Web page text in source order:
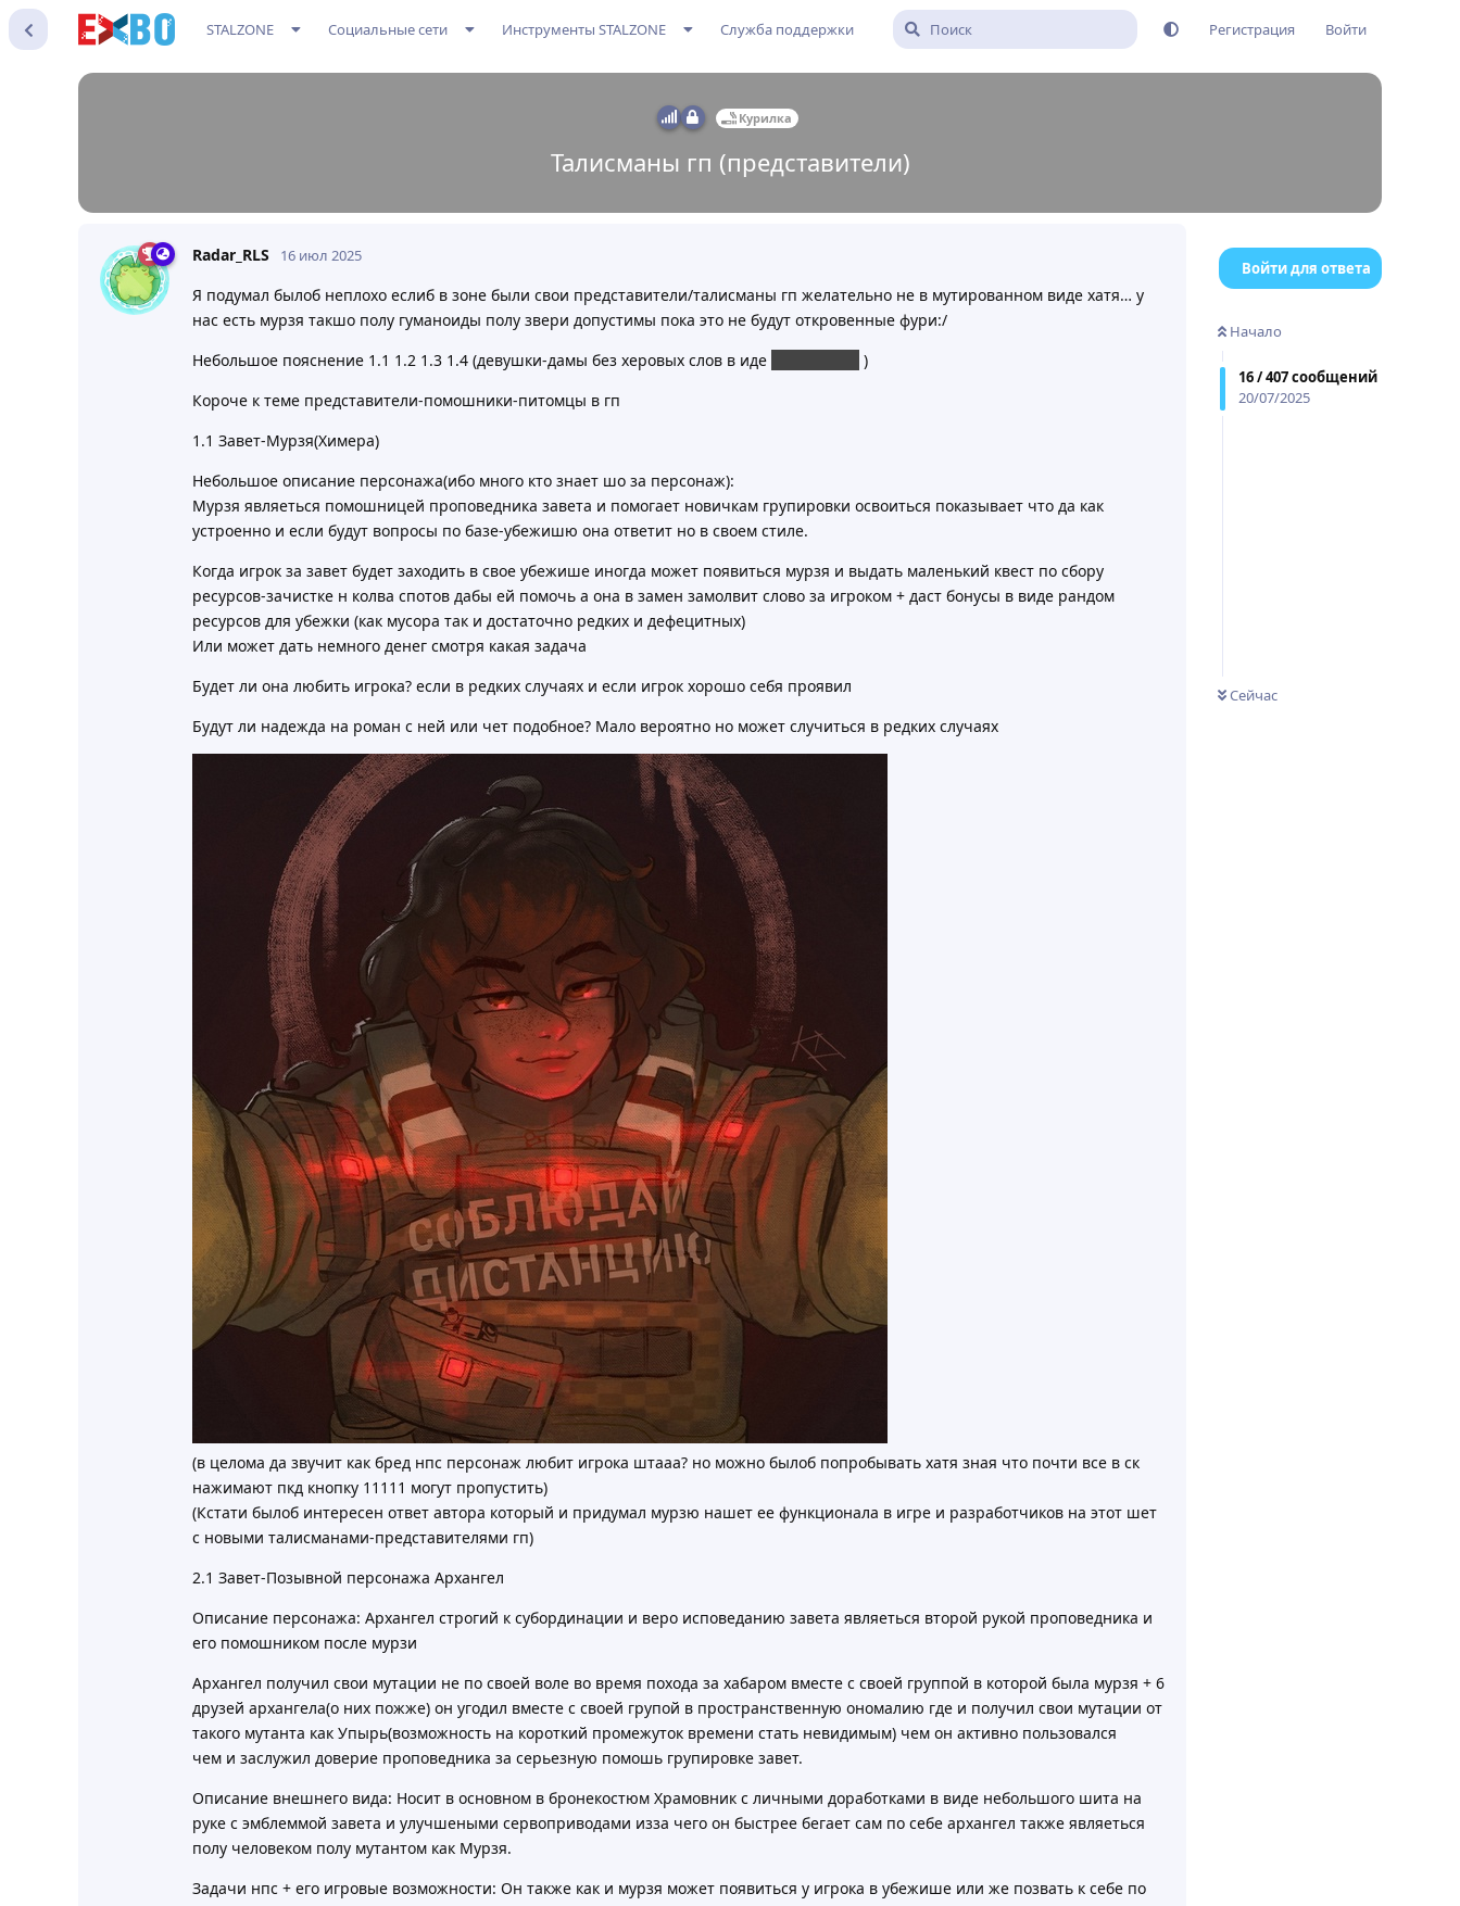
STALZONE Социальные сети Инструменты STALZONE Служба поддержки Регистрация Войти
Курилка
Талисманы гп (представители)
Войти для ответа
Начало
16/407сообщений
20/07/2025
Сейчас
Radar_RLS 16 июл 2025
Я подумал былоб неплохо еслиб в зоне были свои представители/талисманы гп желательно не в мутированном виде хатя… у
нас есть мурзя такшо полу гуманоиды полу звери допустимы пока это не будут откровенные фури:/
Небольшое пояснение 1.1 1.2 1.3 1.4 (девушки-дамы без херовых слов в иде
)
Короче к теме представители-помошники-питомцы в гп
1.1 Завет-Мурзя(Химера)
Небольшое описание персонажа(ибо много кто знает шо за персонаж):
Мурзя являеться помошницей проповедника завета и помогает новичкам групировки освоиться показывает что да как
устроенно и если будут вопросы по базе-убежишю она ответит но в своем стиле.
Когда игрок за завет будет заходить в свое убежише иногда может появиться мурзя и выдать маленький квест по сбору
ресурсов-зачистке н колва спотов дабы ей помочь а она в замен замолвит слово за игроком + даст бонусы в виде рандом
ресурсов для убежки (как мусора так и достаточно редких и дефецитных)
Или может дать немного денег смотря какая задача
Будет ли она любить игрока? если в редких случаях и если игрок хорошо себя проявил
Будут ли надежда на роман с ней или чет подобное? Мало вероятно но может случиться в редких случаях
(в целома да звучит как бред нпс персонаж любит игрока штааа? но можно былоб попробывать хатя зная что почти все в ск
нажимают пкд кнопку 11111 могут пропустить)
(Кстати былоб интересен ответ автора который и придумал мурзю нашет ее функционала в игре и разработчиков на этот шет
с новыми талисманами-представителями гп)
2.1 Завет-Позывной персонажа Архангел
Описание персонажа: Архангел строгий к субординации и веро исповеданию завета являеться второй рукой проповедника и
его помошником после мурзи
Архангел получил свои мутации не по своей воле во время похода за хабаром вместе с своей группой в которой была мурзя + 6
друзей архангела(о них пожже) он угодил вместе с своей групой в пространственную ономалию где и получил свои мутации от
такого мутанта как Упырь(возможность на короткий промежуток времени стать невидимым) чем он активно пользовался
чем и заслужил доверие проповедника за серьезную помошь групировке завет.
Описание внешнего вида: Носит в основном в бронекостюм Храмовник с личными доработками в виде небольшого шита на
руке с эмблеммой завета и улучшеными сервоприводами изза чего он быстрее бегает сам по себе архангел также являеться
полу человеком полу мутантом как Мурзя.
Задачи нпс + его игровые возможности: Он также как и мурзя может появиться у игрока в убежише или же позвать к себе по